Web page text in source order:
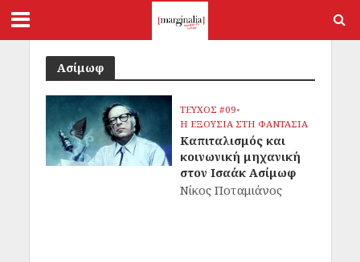
Ασίμωφ
ΤΕΥΧΟΣ #09•
Η ΕΞΟΥΣΙΑ ΣΤΗ ΦΑΝΤΑΣΙΑ
Καπιταλισμός και
κοινωνική μηχανική
στον Ισαάκ Ασίμωφ
Νίκος Ποταμιάνος